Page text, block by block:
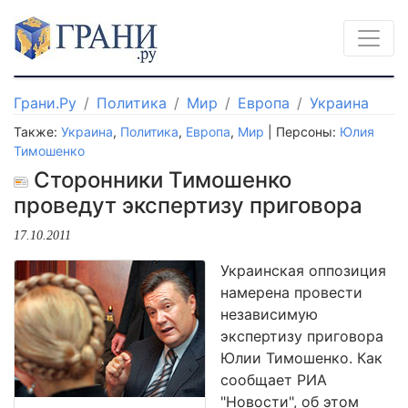
Грани.Ру Политика Мир Европа Украина
Также: Украина, Политика, Европа, Мир | Персоны: Юлия
Тимошенко
Сторонники Тимошенко
проведут экспертизу приговора
17.10.2011
Украинская оппозиция
намерена провести
независимую
экспертизу приговора
Юлии Тимошенко. Как
сообщает РИА
"Новости", об этом